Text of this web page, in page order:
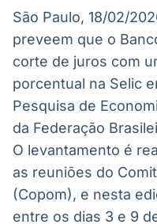
Soluções de Dados
e Conteúdos
São Paulo, 18/02/
preveem que o
corte de juros com
porcentual na Selic
Pesquisa de
da Federação
O levantamento é
as reuniões do
(Copom), e nesta
entre os dias 3 e 9